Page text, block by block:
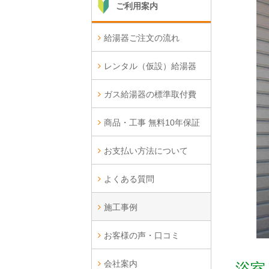
ご利用案内
給湯器ご注文の流れ
レンタル（仮設）給湯器
ガス給湯器の標準取付費
商品・工事 無料10年保証
お支払い方法について
よくある質問
施工事例
お客様の声・口コミ
会社案内